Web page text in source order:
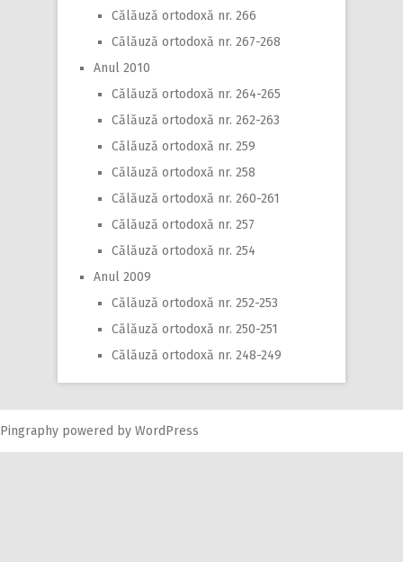
Călăuză ortodoxă nr. 266
Călăuză ortodoxă nr. 267-268
Anul 2010
Călăuză ortodoxă nr. 264-265
Călăuză ortodoxă nr. 262-263
Călăuză ortodoxă nr. 259
Călăuză ortodoxă nr. 258
Călăuză ortodoxă nr. 260-261
Călăuză ortodoxă nr. 257
Călăuză ortodoxă nr. 254
Anul 2009
Călăuză ortodoxă nr. 252-253
Călăuză ortodoxă nr. 250-251
Călăuză ortodoxă nr. 248-249
Pingraphy powered by WordPress